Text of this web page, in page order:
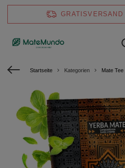
GRATISVERSAND
Startseite Kategorien Mate Tee